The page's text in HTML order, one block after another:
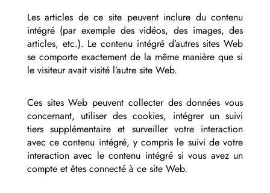
Les articles de ce site peuvent inclure du contenu
intégré (par exemple des vidéos, des images, des
articles, etc.). Le contenu intégré d’autres sites Web
se comporte exactement de la même manière que si
le visiteur avait visité l’autre site Web.
Ces sites Web peuvent collecter des données vous
concernant, utiliser des cookies, intégrer un suivi
tiers supplémentaire et surveiller votre interaction
avec ce contenu intégré, y compris le suivi de votre
interaction avec le contenu intégré si vous avez un
compte et êtes connecté à ce site Web.